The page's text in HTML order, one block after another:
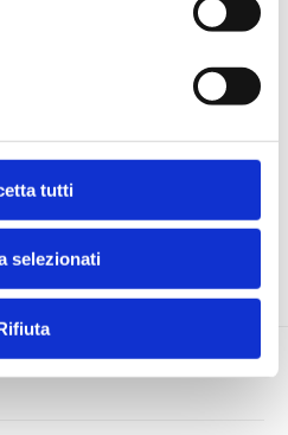
tutti
selezionati
sul Programma Operativo
E81D23000100001
eUniversità degli Studi